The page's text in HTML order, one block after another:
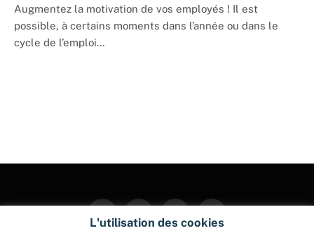
Augmentez la motivation de vos employés ! Il est
possible, à certains moments dans l’année ou dans le
cycle de l’emploi…
FacebookTwitter InstagramPinterest
L'utilisation des cookies